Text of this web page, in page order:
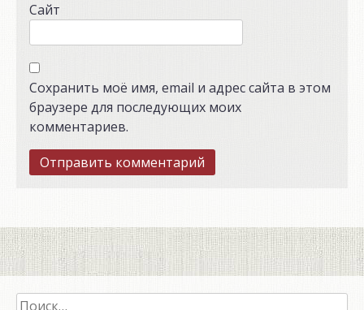
Сайт
Сохранить моё имя, email и адрес сайта в этом
браузере для последующих моих
комментариев.
Найти: